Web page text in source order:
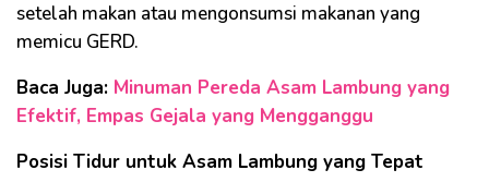
setelah makan atau mengonsumsi makanan yang
memicu GERD.
Baca Juga: Minuman Pereda Asam Lambung yang
Efektif, Empas Gejala yang Mengganggu
Posisi Tidur untuk Asam Lambung yang Tepat